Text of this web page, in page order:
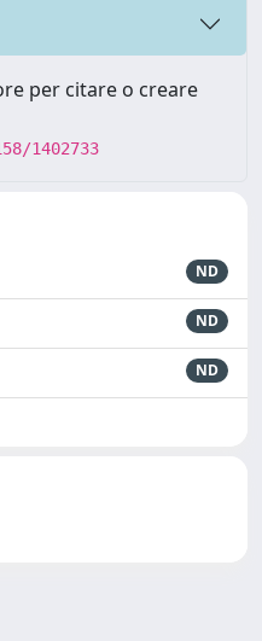
per citare o creare
1402733
ND
ND
ND